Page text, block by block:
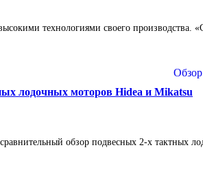
технологиями своего
лодочных моторов Hidea и Mikatsu
обзор подвесных 2-х тактных